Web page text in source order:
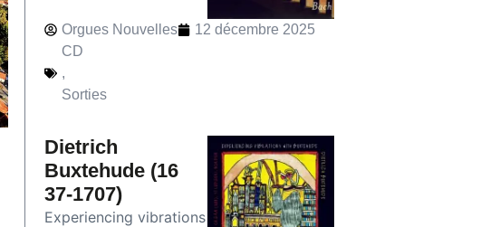
Orgues Nouvelles
12 décembre 2025
CD
,
Sorties
Dietrich
Buxtehude (16
37-1707)
Experiencing vibrations